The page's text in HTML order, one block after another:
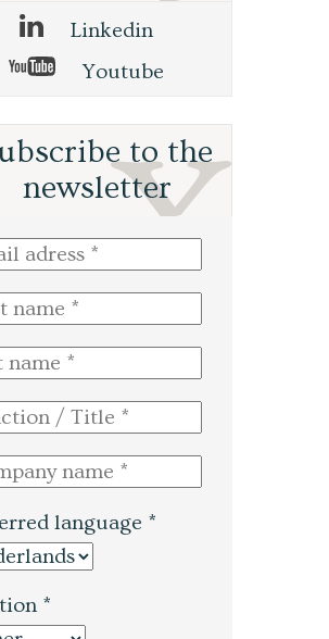
Linkedin
Youtube
to the
newsletter
language *
*